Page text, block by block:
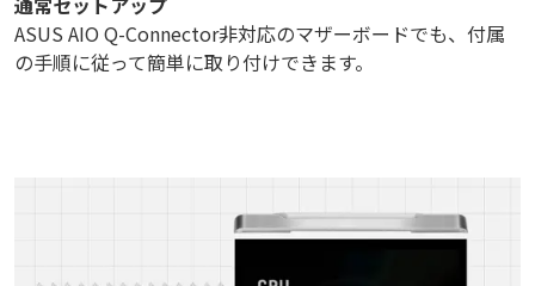
ASUS AIO Q-Connector非対応のマザーボードでも、付属
の手順に従って簡単に取り付けできます。